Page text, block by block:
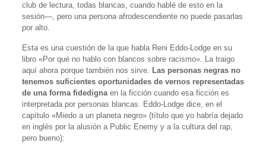
club de lectura, todas blancas, cuando hablé de esto en la
sesión—, pero una persona afrodescendiente no puede pasarlas
por alto.
Esta es una cuestión de la que habla Reni Eddo-Lodge en su
libro «Por qué no hablo con blancos sobre racismo». La traigo
aquí ahora porque también nos sirve. Las personas negras no
tenemos suficientes oportunidades de vernos representadas
de una forma fidedignaen la ficción cuando esa ficción es
interpretada por personas blancas. Eddo-Lodge dice, en el
capítulo «Miedo a un planeta negro» (título que yo habría dejado
en inglés por la alusión a Public Enemy y a la cultura del rap,
pero bueno):